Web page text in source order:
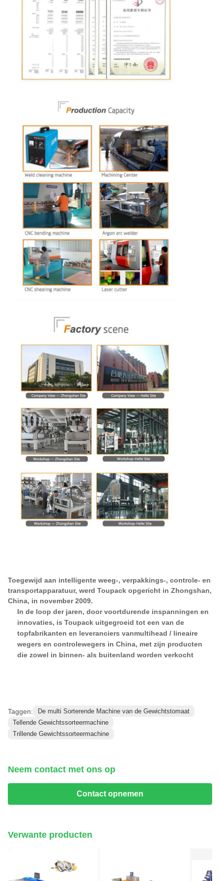
Toegewijd aan intelligente weeg-, verpakkings-, controle- en
transportapparatuur, werd Toupack opgericht in Zhongshan,
China, in november 2009.
In de loop der jaren, door voortdurende inspanningen en
innovaties, is Toupack uitgegroeid tot een van de
topfabrikanten en leveranciers vanmultihead / lineaire
wegers en controlewegers in China, met zijn producten
die zowel in binnen- als buitenland worden verkocht
Taggen:
De multi Sorterende Machine van de Gewichtstomaat
Tellende Gewichtssorteermachine
Trillende Gewichtssorteermachine
Neem contact met ons op
Contact opnemen
Verwante producten